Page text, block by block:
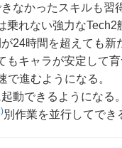
なかったスキルも習
乗れない強力なTech2
24時間を超えても新
もキャラが安定して育
で進むようになる。
動できるようになる。
別作業を並行してでき